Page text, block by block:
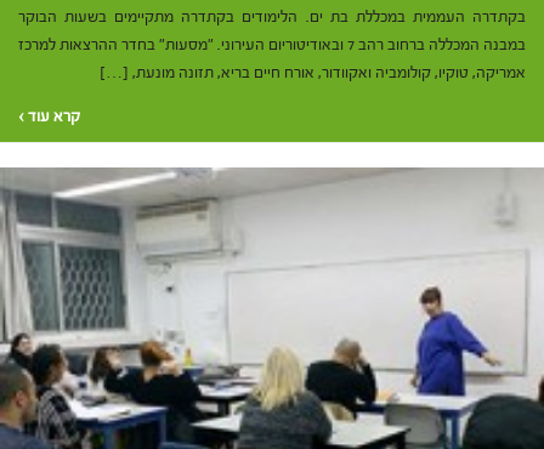
בקתדרה העממית במכללת בת ים. הלימודים בקתדרה מתקיימים בשעות הבוקר
במבנה המכללה ברחוב רהב 7 ובאודיטוריום העירוני. "מסעות" בחדר ההרצאות למרכז
אמריקה, טוקיו, קולומביה ואקוודור, אורח חיים בריא, תזונה מונעת, […]
קרא עוד ›